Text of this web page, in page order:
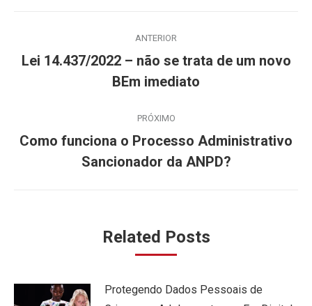
de
ANTERIOR
Post
anterior:
Lei 14.437/2022 – não se trata de um novo
BEm imediato
PRÓXIMO
Próximo
post:
Como funciona o Processo Administrativo
Sancionador da ANPD?
Related Posts
Protegendo Dados Pessoais de